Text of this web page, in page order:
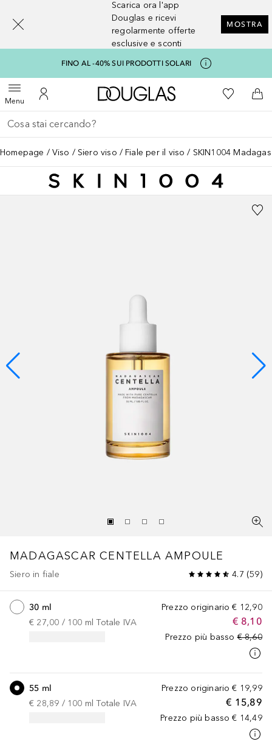
Scarica ora l'app
Douglas e ricevi
regolarmente offerte
esclusive e sconti
MOSTRA
FINO AL -40% SUI PRODOTTI SOLARI
MenuApri menuAl Mio Account
A Douglas HomeAlla Mia
Al
Torna indietro
Esegui ricerca
Homepage Viso Siero viso Fiale per il viso SKIN1004
MADAGASCAR CENTELLA AMPOULE
Siero in fiale 4.7 (59)
Prezzo originario € 12,90
€ 8,10
Prezzo più basso € 8,60
30 ml
€ 27,00 / 100 ml Totale IVA
Prezzo originario € 19,99
€ 15,89
Prezzo più basso € 14,49
55 ml
€ 28,89 / 100 ml Totale IVA
[navigation.slideout.screenreader]